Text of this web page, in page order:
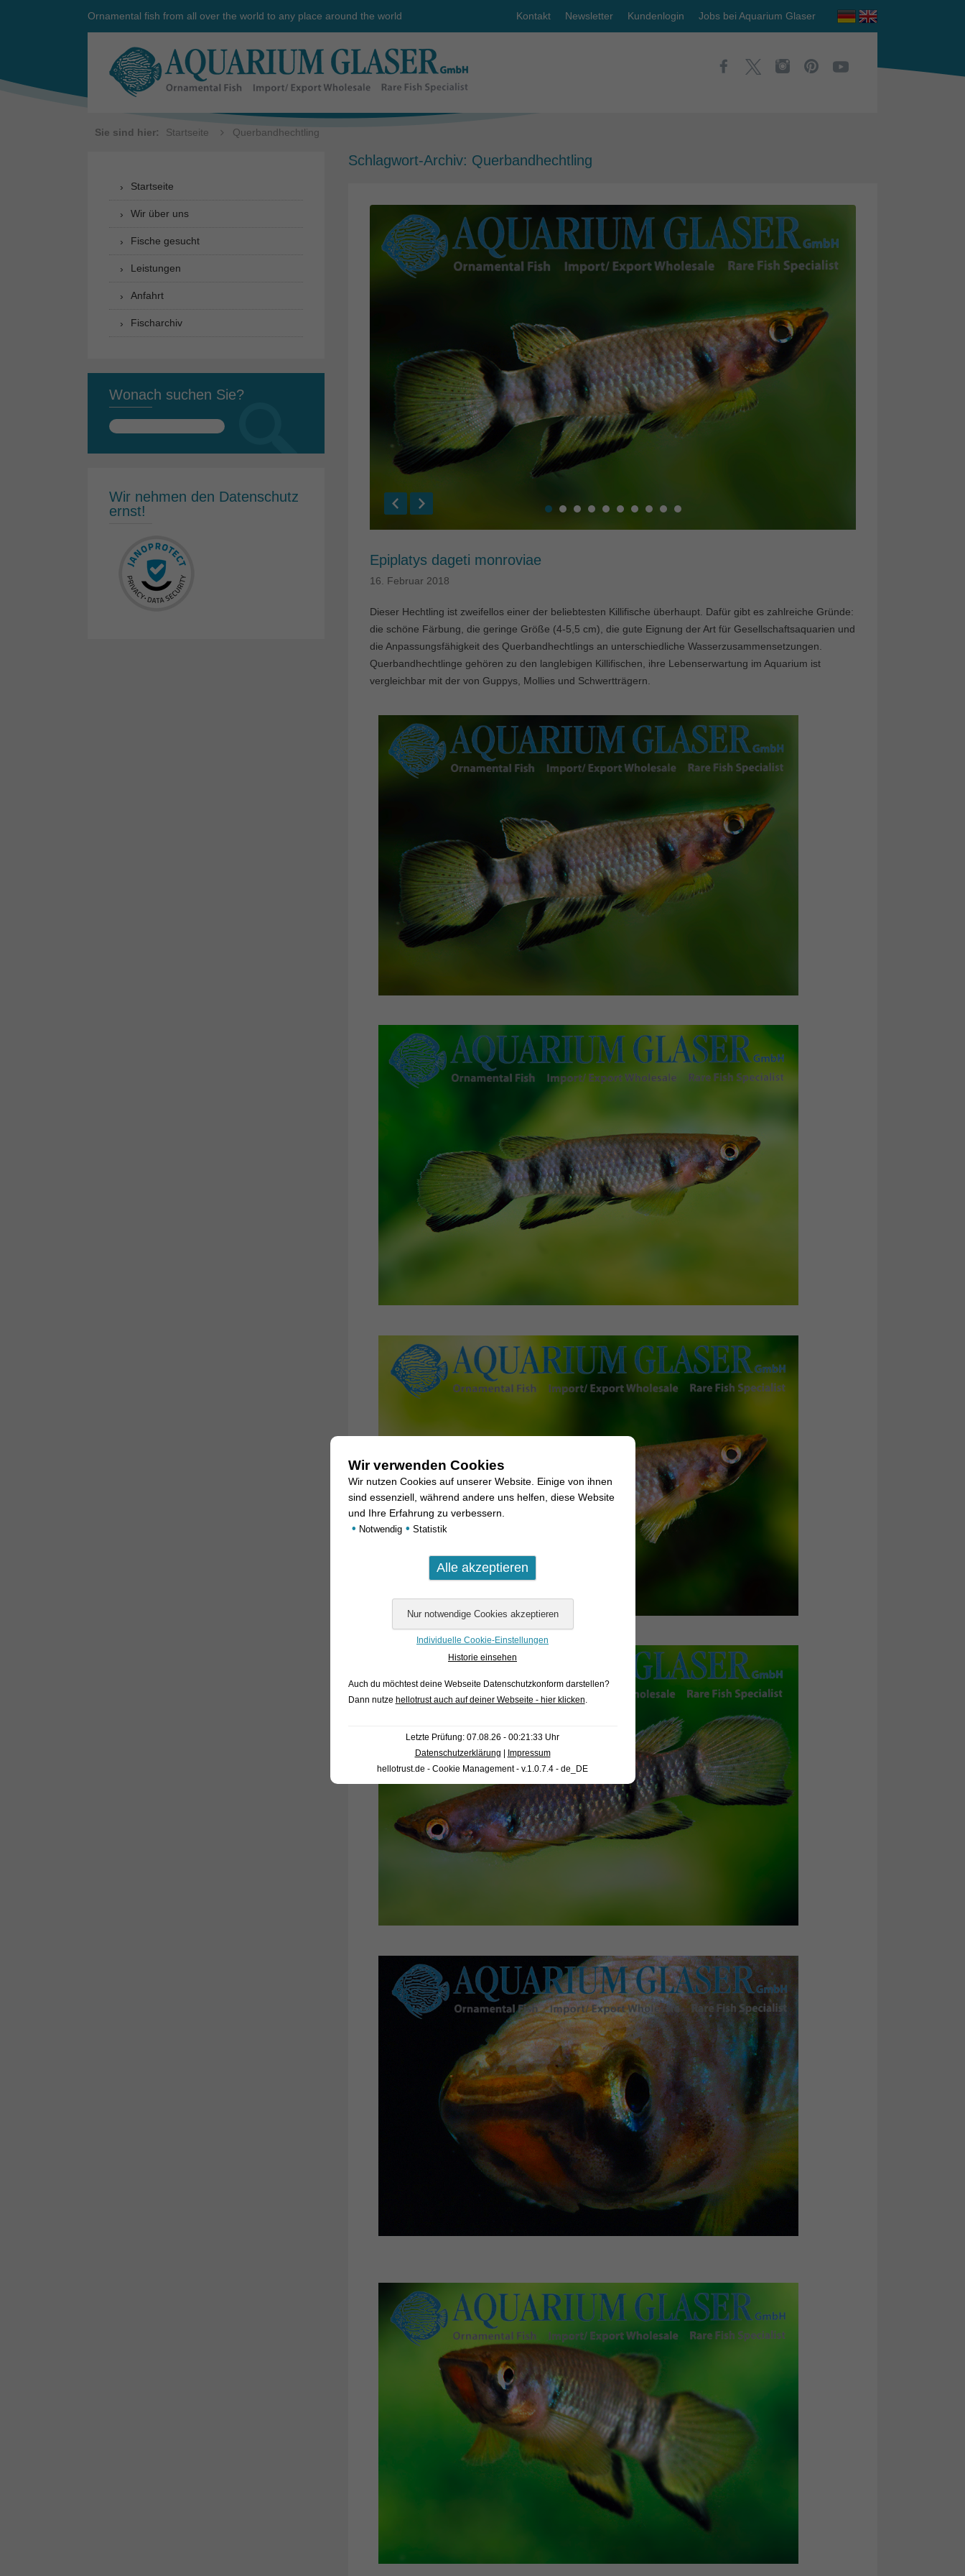
Ornamental fish from all over the world to any place around the world Kontakt Newsletter Kundenlogin Jobs bei Aquarium Glaser
Sie sind hier: Startseite Querbandhechtling
Schlagwort-Archiv: Querbandhechtling
Epiplatys dageti monroviae
16. Februar 2018
Dieser Hechtling ist zweifellos einer der beliebtesten Killifische überhaupt. Dafür gibt es zahlreiche Gründe:
die schöne Färbung, die geringe Größe (4-5,5 cm), die gute Eignung der Art für Gesellschaftsaquarien und
die Anpassungsfähigkeit des Querbandhechtlings an unterschiedliche Wasserzusammensetzungen.
Querbandhechtlinge gehören zu den langlebigen Killifischen, ihre Lebenserwartung im Aquarium ist
vergleichbar mit der von Guppys, Mollies und Schwertträgern.
Startseite
Wir über uns
Fische gesucht
Leistungen
Anfahrt
Fischarchiv
Wonach suchen Sie?
Suchen
Wir nehmen den Datenschutz
ernst!
Wir verwenden Cookies
Wir nutzen Cookies auf unserer Website. Einige von ihnen
sind essenziell, während andere uns helfen, diese Website
und Ihre Erfahrung zu verbessern.
• Notwendig • Statistik
Individuelle Cookie-Einstellungen
Historie einsehen
Auch du möchtest deine Webseite Datenschutzkonform darstellen?
Dann nutze hellotrust auch auf deiner Webseite - hier klicken.
Letzte Prüfung: 07.08.26 - 00:21:33 Uhr
Datenschutzerklärung
Impressum
hellotrust.de - Cookie Management - v.1.0.7.4 - de_DE